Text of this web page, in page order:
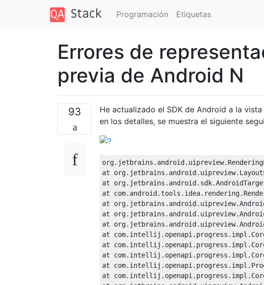
Programación Etiquetas
Errores de
previa de Android N
93
He actualizado el SDK de Android a la
en los detalles, se muestra el siguiente
at
at
at
at
at
at
at
at
at
at
at